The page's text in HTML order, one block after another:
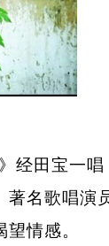
经田宝一唱
名歌唱演
情感。